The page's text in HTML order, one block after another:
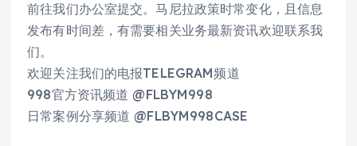
前往我们办公室提交。马尼拉政策时常变化，且信息
发布有时间差，有需要相关业务最新资讯欢迎联系我
们。
欢迎关注我们的电报TELEGRAM频道
998官方资讯频道 @FLBYM998
日常案例分享频道 @FLBYM998CASE